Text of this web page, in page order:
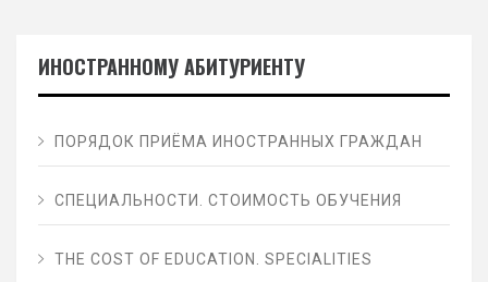
ИНОСТРАННОМУ АБИТУРИЕНТУ
ПОРЯДОК ПРИЁМА ИНОСТРАННЫХ ГРАЖДАН
СПЕЦИАЛЬНОСТИ. СТОИМОСТЬ ОБУЧЕНИЯ
THE СOST OF EDUCATION. SPECIALITIES